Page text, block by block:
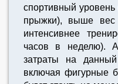
спортивный
прыжки), выше вес
интенсивнее
часов в неделю).
затраты на
включая фигурные